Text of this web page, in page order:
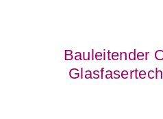
Bauleitender